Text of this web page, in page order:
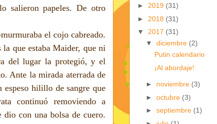
salieron papeles. De otro
el cojo cabreado.
que estaba Maider, que ni
del lugar la protegió, y el
Ante la mirada aterrada de
hilillo de sangre que
continuó removiendo a
dio con una bolsa de cuero.
► 2019 (31)
► 2018 (31)
▼ 2017 (31)
▼ diciembre (2)
Putin calendario
¡Al abordaje!
► noviembre (3)
► octubre (3)
► septiembre (1)